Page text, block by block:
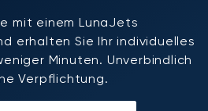
mit einem LunaJets
erhalten Sie Ihr individuelles
Minuten. Unverbindlich
Verpflichtung.